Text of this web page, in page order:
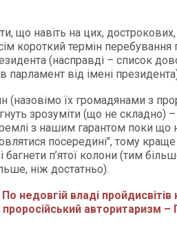
що навіть на цих,
короткий термін перебування
(насправді – список
парламент від імені
(назовімо їх громадянами з
зрозуміти (що не складно)
з нашим гарантом поки що
посередині", тому
багнети п’ятої колони (тим
ніж достатньо).
По недовгій владі пройдисвітів
авторитаризм –